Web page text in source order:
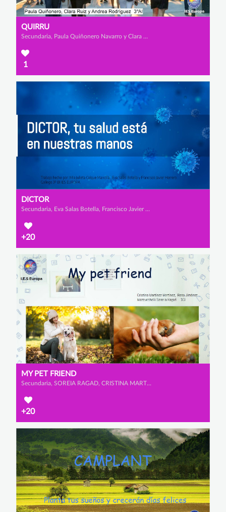
QUIRRU
Secundaria, Paula Quiñonero Navarro y Clara Ruiz Salas
1
DICTOR
Secundaria, Eva Salas Botella, Francisco Javier Gallego Herrero y Mia Julieta Colque Mancilla
+20
MY PET FRIEND
Secundaria, SOREIA RAGAD, CRISTINA MARTÍNEZ MARTÍNEZ y ROSA CATALINA JIÉNEZ MAZZUCCHELLI
+20